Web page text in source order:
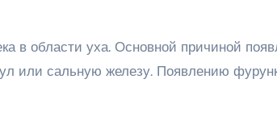
в области уха. Основной причиной
или сальную железу. Появлению